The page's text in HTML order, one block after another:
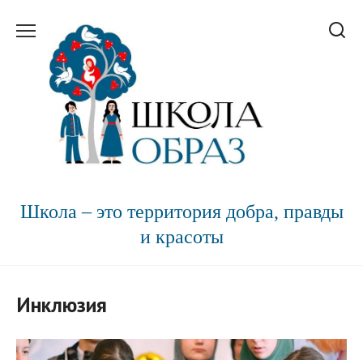
содержанию
Школа – это территория добра, правды
и красоты
Инклюзия